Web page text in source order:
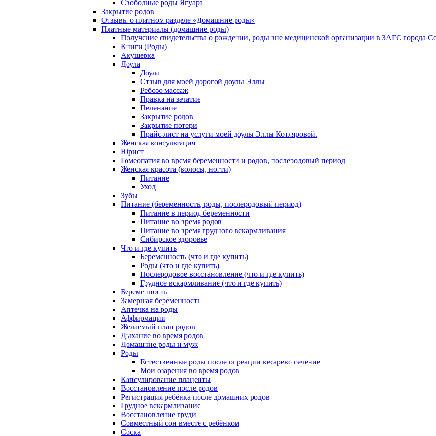
Свободные роды Ягуара
Закрытие родов
Отзывы о платном разделе «Домашние роды»
Платные материалы (домашние роды)
Получение свидетельства о рождении, роды вне медицинской организации в ЗАГС города
Книги (Роды)
Акушерка
Доула
Доула
Отзыв для моей дорогой доулы Эллы
Ребозо массаж
Правка на зачатие
Пеленание
Закрытие родов
Закрытие потери
Прайс-лист на услуги моей доулы Эллы Котляровой.
Женская консультация
Юрист
Гомеопатия во время беременности и родов, послеродовый период
Женская красота (волосы, ногти)
Питание
Уход
Зубы
Питание (беременность, роды, послеродовый период)
Питание в период беременности
Питание во время родов
Питание во время грудного вскармливания
Сибирское здоровье
Что и где купить
Беременность (что и где купить)
Роды (что и где купить)
Послеродовое восстановление (что и где купить)
Грудное вскармливание (что и где купить)
Беременность
Замершая беременность
Аптечка на роды
Аффирмации
Желаемый план родов
Дыхание во время родов
Домашние роды и муж
Роды
Естественные роды после опреации кесарево сечение
Мои озарения во время родов
Капсулирование плаценты
Восстановление после родов
Регистрация ребёнка после домашних родов
Грудное вскармливание
Восстановление груди
Совместный сон вместе с ребёнком
Соска